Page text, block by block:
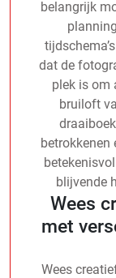
belangrijk
dat de
plek is om
bruiloft
betrokkenen
blijvende
Wees
met
Wees